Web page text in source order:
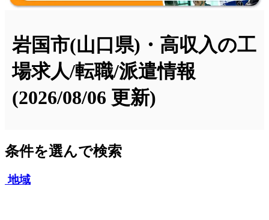
岩国市(山口県)・高収入の工
場求人/転職/派遣情報
(2026/08/06 更新)
条件を選んで検索
地域